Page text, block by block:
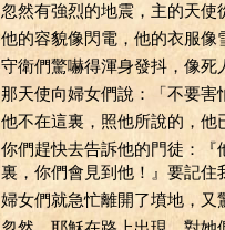
忽然有強烈的地震，主的天
他的容貌像閃電，他的衣服像
守衛們驚嚇得渾身發抖，像死
那天使向婦女們說：「不要
他不在這裏，照他所說的，
你們趕快去告訴他的門徒：
裏，你們會見到他！』要記住
婦女們就急忙離開了墳地，